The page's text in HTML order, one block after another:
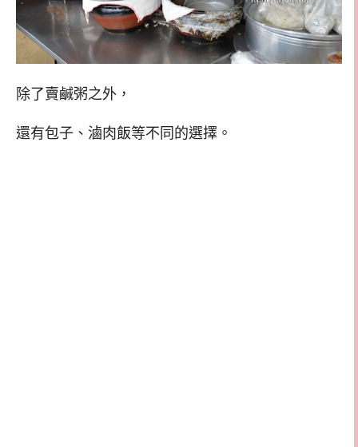
除了賣鹹粥之外，
還有包子、滷肉飯等不同的選擇。